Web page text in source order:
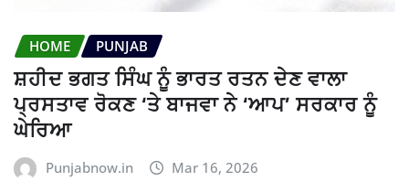
HOME PUNJAB
ਸ਼ਹੀਦ ਭਗਤ ਸਿੰਘ ਨੂੰ ਭਾਰਤ ਰਤਨ ਦੇਣ ਵਾਲਾ
ਪ੍ਰਸਤਾਵ ਰੋਕਣ ‘ਤੇ ਬਾਜਵਾ ਨੇ ‘ਆਪ’ ਸਰਕਾਰ ਨੂੰ
ਘੇਰਿਆ
Punjabnow.in Mar 16, 2026